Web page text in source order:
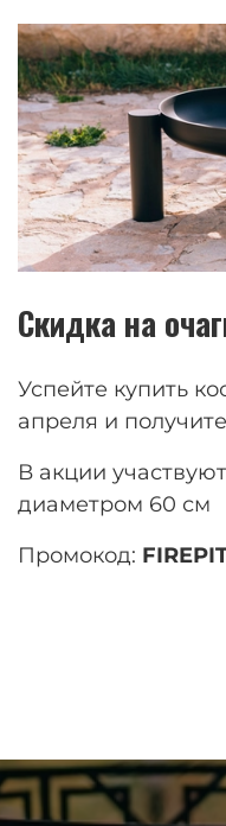
Скидка на
Успейте купить
апреля и
В акции
диаметром 60 см
Промокод: